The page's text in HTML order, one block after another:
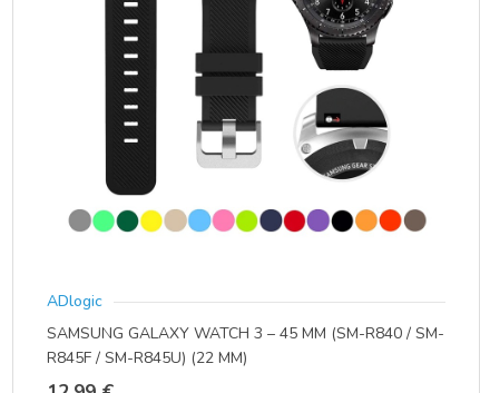
na
stranici
proizvoda
ADlogic
SAMSUNG GALAXY WATCH 3 – 45 MM (SM-R840 / SM-
R845F / SM-R845U) (22 MM)